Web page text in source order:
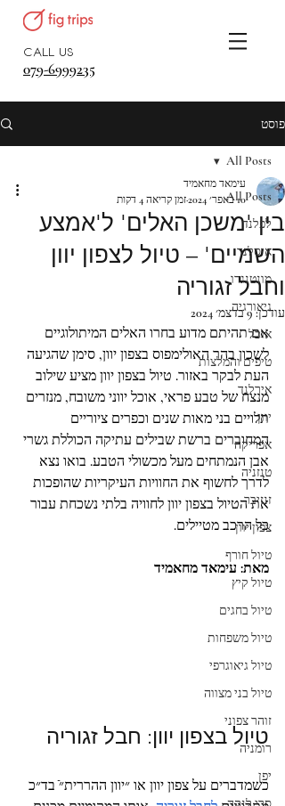
CALL US
079-6999235
פוסט
All Posts
לפלנד
איסלנד
מונטנגרו
גיאורגיה
אוכל
טיפים והמלצות
אירלנד
יוון
אפריקה
טנזניה
זנזיבר
צפון יוון
טיול חורף
טיול קיץ
טיול בחגים
טיול משפחות
טיול גיאוגרפי
טיול בני מצווה
זוהר צפוני
רומניה
יפן
All Posts
בין 'משכן האלים' ל'אמצע
השמיים' – טיול לצפון יוון
וחבל זגוריה
עימאד מחאמיד
10 באפר׳ 2024
זמן קריאה 4 דקות
עודכן:9 בדצמ׳ 2024
אם תהיתם מדוע בחרו האלים המיתולוגיים
לשכון בהר האולימפוס בצפון יוון, סימן שהגיעה
העת לבקר באזור. טיול בצפון יוון מציע שילוב
מנצח של טבע פראי, אוכל יווני משובח, מנזרים
תלויים בני מאות שנים וכפרים ציוריים
המחוברים ברשת שבילים עתיקה הכוללת גשרי
אבן הנמתחים מעל מכשולי הטבע. בואו נצא
לדרך לחשוף את החוויות העיקריות שהופכות
את הטיול בצפון יוון לחוויה בלתי נשכחת עבור
כל הרכב מטיילים.
מאת: עימאד מחאמיד
טיול בצפון יוון: חבל זגוריה
כשמדברים על צפון יוון או ״יוון ההררית״ֿ בד״כ